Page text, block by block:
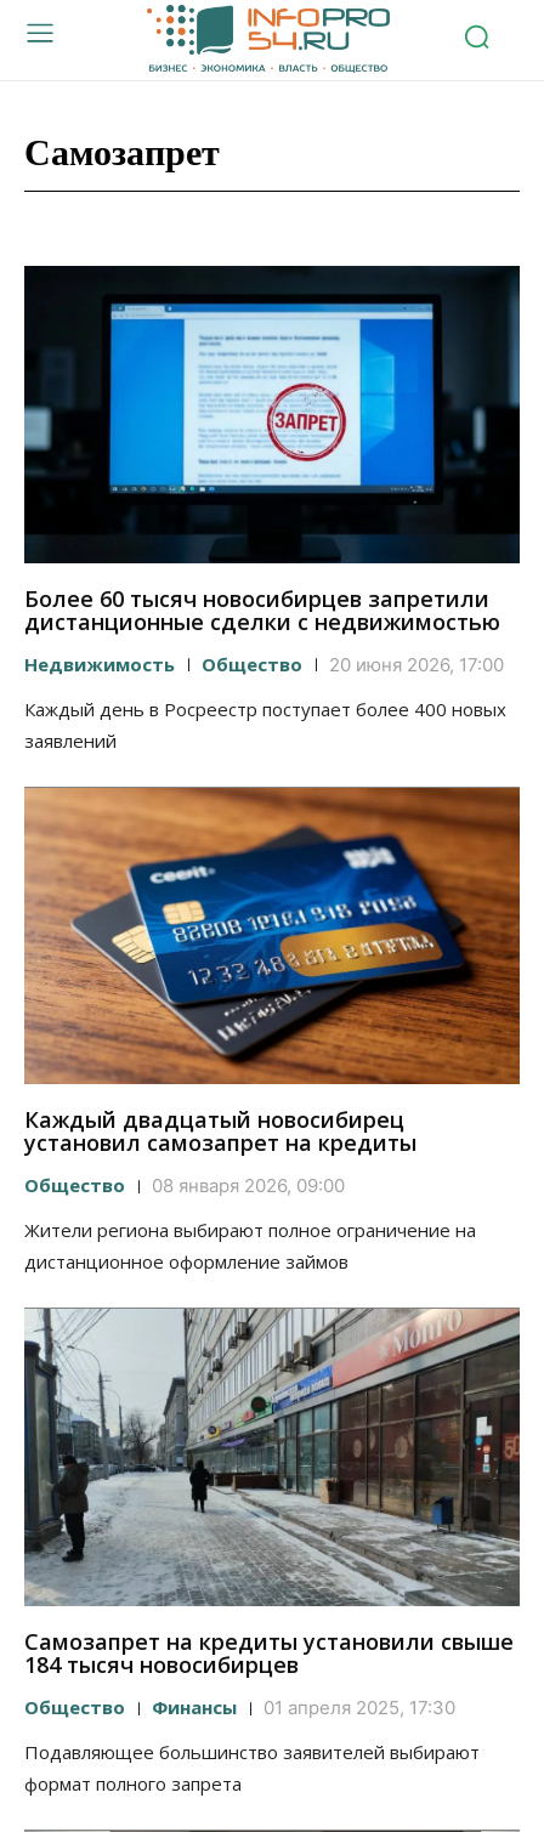
Самозапрет
Более 60 тысяч новосибирцев запретили
дистанционные сделки с недвижимостью
Недвижимость Общество 20 июня 2026, 17:00
Каждый день в Росреестр поступает более 400 новых
заявлений
Каждый двадцатый новосибирец
установил самозапрет на кредиты
Общество 08 января 2026, 09:00
Жители региона выбирают полное ограничение на
дистанционное оформление займов
Самозапрет на кредиты установили свыше
184 тысяч новосибирцев
Общество Финансы 01 апреля 2025, 17:30
Подавляющее большинство заявителей выбирают
формат полного запрета